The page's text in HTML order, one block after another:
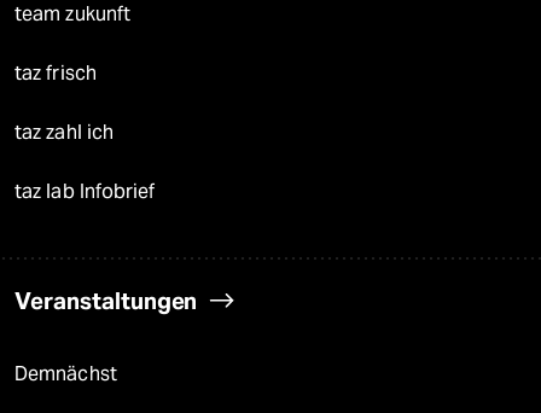
team zukunft
taz frisch
taz zahl ich
taz lab Infobrief
Veranstaltungen
Demnächst